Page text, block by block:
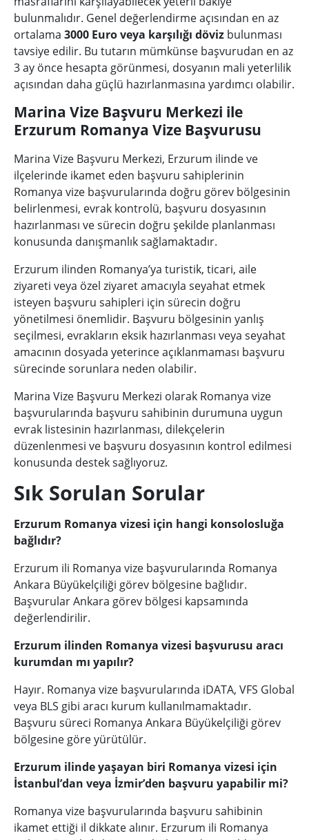
bulunmalıdır. Genel değerlendirme açısından en az
ortalama 3000 Euro veya karşılığı döviz bulunması
tavsiye edilir. Bu tutarın mümkünse başvurudan en az
3 ay önce hesapta görünmesi, dosyanın mali yeterlilik
açısından daha güçlü hazırlanmasına yardımcı olabilir.
Marina Vize Başvuru Merkezi ile
Erzurum Romanya Vize Başvurusu
Marina Vize Başvuru Merkezi, Erzurum ilinde ve
ilçelerinde ikamet eden başvuru sahiplerinin
Romanya vize başvurularında doğru görev bölgesinin
belirlenmesi, evrak kontrolü, başvuru dosyasının
hazırlanması ve sürecin doğru şekilde planlanması
konusunda danışmanlık sağlamaktadır.
Erzurum ilinden Romanya’ya turistik, ticari, aile
ziyareti veya özel ziyaret amacıyla seyahat etmek
isteyen başvuru sahipleri için sürecin doğru
yönetilmesi önemlidir. Başvuru bölgesinin yanlış
seçilmesi, evrakların eksik hazırlanması veya seyahat
amacının dosyada yeterince açıklanmaması başvuru
sürecinde sorunlara neden olabilir.
Marina Vize Başvuru Merkezi olarak Romanya vize
başvurularında başvuru sahibinin durumuna uygun
evrak listesinin hazırlanması, dilekçelerin
düzenlenmesi ve başvuru dosyasının kontrol edilmesi
konusunda destek sağlıyoruz.
Sık Sorulan Sorular
Erzurum Romanya vizesi için hangi konsolosluğa
bağlıdır?
Erzurum ili Romanya vize başvurularında Romanya
Ankara Büyükelçiliği görev bölgesine bağlıdır.
Başvurular Ankara görev bölgesi kapsamında
değerlendirilir.
Erzurum ilinden Romanya vizesi başvurusu aracı
kurumdan mı yapılır?
Hayır. Romanya vize başvurularında iDATA, VFS Global
veya BLS gibi aracı kurum kullanılmamaktadır.
Başvuru süreci Romanya Ankara Büyükelçiliği görev
bölgesine göre yürütülür.
Erzurum ilinde yaşayan biri Romanya vizesi için
İstanbul’dan veya İzmir’den başvuru yapabilir mi?
Romanya vize başvurularında başvuru sahibinin
ikamet ettiği il dikkate alınır. Erzurum ili Romanya